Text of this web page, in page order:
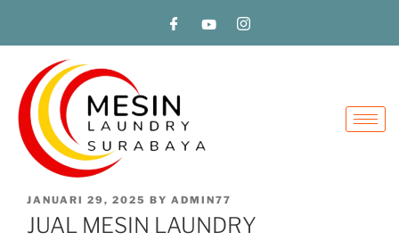
JANUARI 29, 2025 BY ADMIN77
JUAL MESIN LAUNDRY